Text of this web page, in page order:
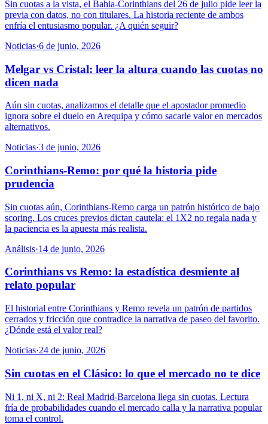
Sin cuotas a la vista, el Bahia-Corinthians del 26 de julio pide leer la
previa con datos, no con titulares. La historia reciente de ambos
enfría el entusiasmo popular. ¿A quién seguir?
Noticias·6 de junio, 2026
Melgar vs Cristal: leer la altura cuando las cuotas no
dicen nada
Aún sin cuotas, analizamos el detalle que el apostador promedio
ignora sobre el duelo en Arequipa y cómo sacarle valor en mercados
alternativos.
Noticias·3 de junio, 2026
Corinthians-Remo: por qué la historia pide
prudencia
Sin cuotas aún, Corinthians-Remo carga un patrón histórico de bajo
scoring. Los cruces previos dictan cautela: el 1X2 no regala nada y
la paciencia es la apuesta más realista.
Análisis·14 de junio, 2026
Corinthians vs Remo: la estadística desmiente al
relato popular
El historial entre Corinthians y Remo revela un patrón de partidos
cerrados y fricción que contradice la narrativa de paseo del favorito.
¿Dónde está el valor real?
Noticias·24 de junio, 2026
Sin cuotas en el Clásico: lo que el mercado no te dice
Ni 1, ni X, ni 2: Real Madrid-Barcelona llega sin cuotas. Lectura
fría de probabilidades cuando el mercado calla y la narrativa popular
toma el control.